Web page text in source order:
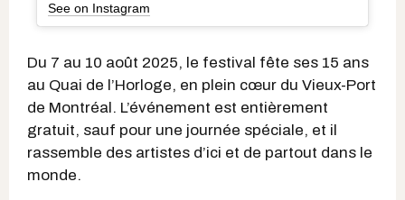
See on Instagram
Du 7 au 10 août 2025, le festival fête ses 15 ans
au Quai de l’Horloge, en plein cœur du Vieux-Port
de Montréal. L’événement est entièrement
gratuit, sauf pour une journée spéciale, et il
rassemble des artistes d’ici et de partout dans le
monde.